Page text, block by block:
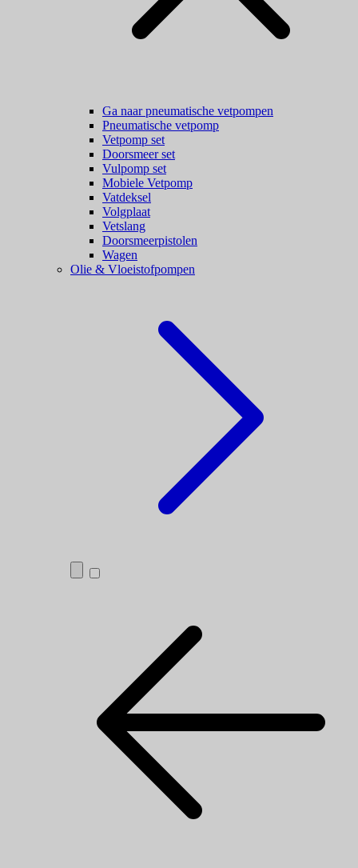
Ga naar pneumatische vetpompen
Pneumatische vetpomp
Vetpomp set
Doorsmeer set
Vulpomp set
Mobiele Vetpomp
Vatdeksel
Volgplaat
Vetslang
Doorsmeerpistolen
Wagen
Olie & Vloeistofpompen